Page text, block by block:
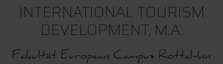
INTERNATIONAL TOURISM
DEVELOPMENT, M.A.
Fakultät European Campus Rottal-Inn